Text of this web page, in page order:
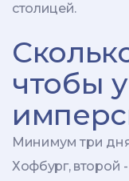
столицей.
чтобы
Минимум три
Хофбург, второй